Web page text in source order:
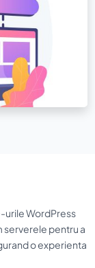
urile WordPress
serverele pentru a
o experienta